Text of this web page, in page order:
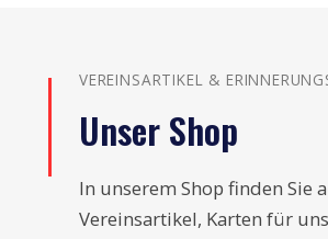
VEREINSARTIKEL &
Unser Shop
In unserem Shop finden Sie
Vereinsartikel, Karten für